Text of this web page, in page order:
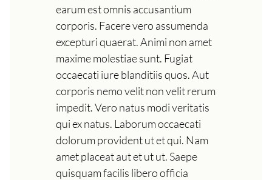
earum est omnis accusantium
corporis. Facere vero assumenda
excepturi quaerat. Animi non amet
maxime molestiae sunt. Fugiat
occaecati iure blanditiis quos. Aut
corporis nemo velit non velit rerum
impedit. Vero natus modi veritatis
qui ex natus. Laborum occaecati
dolorum provident ut et qui. Nam
amet placeat aut et ut ut. Saepe
quisquam facilis libero officia